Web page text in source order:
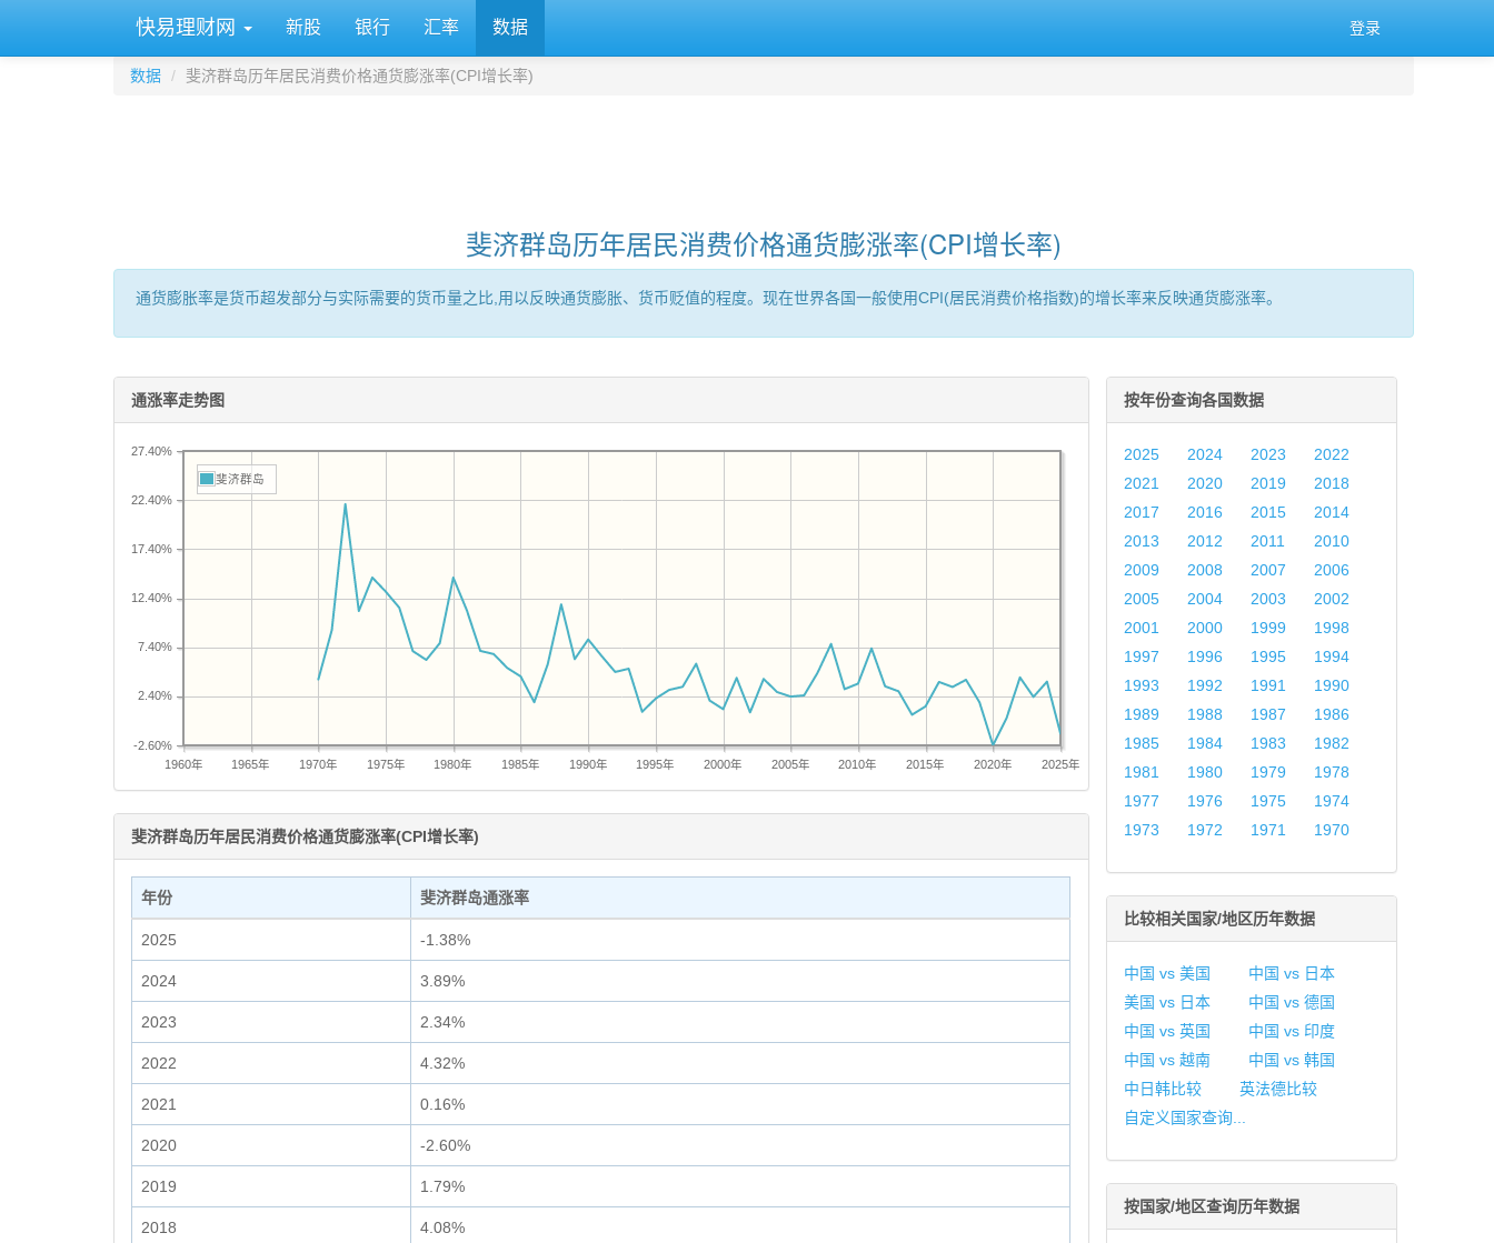
快易理财网 新股 银行 汇率 数据 登录
数据 斐济群岛历年居民消费价格通货膨涨率(CPI增长率)
斐济群岛历年居民消费价格通货膨涨率(CPI增长率)
通货膨胀率是货币超发部分与实际需要的货币量之比,用以反映通货膨胀、货币贬值的程度。现在世界各国一般使用CPI(居民消费价格指数)的增长率来反映通货膨涨率。
通涨率走势图
1960年 1965年 1970年 1975年 1980年 1985年 1990年 1995年 2000年 2005年 2010年 2015年 2020年 2025年
-2.60%
2.40%
7.40%
12.40%
17.40%
22.40%
27.40%
斐济群岛
斐济群岛历年居民消费价格通货膨涨率(CPI增长率)
年份 斐济群岛通涨率
2025 -1.38%
2024 3.89%
2023 2.34%
2022 4.32%
2021 0.16%
2020 -2.60%
2019 1.79%
2018 4.08%
按年份查询各国数据
2025 2024 2023
2022
2021
2020 2019
2018
2017
2016 2015
2014
2013
2012 2011
2010
2009
2008 2007
2006
2005
2004 2003
2002
2001
2000 1999
1998
1997
1996 1995
1994
1993
1992 1991
1990
1989
1988 1987
1986
1985
1984 1983
1982
1981
1980 1979
1978
1977
1976 1975
1974
1973
1972 1971 1970
比较相关国家/地区历年数据
中国 vs 美国
中国 vs 日本
美国 vs 日本
中国 vs 德国
中国 vs 英国
中国 vs 印度
中国 vs 越南
中国 vs 韩国
中日韩比较
英法德比较
自定义国家查询...
按国家/地区查询历年数据